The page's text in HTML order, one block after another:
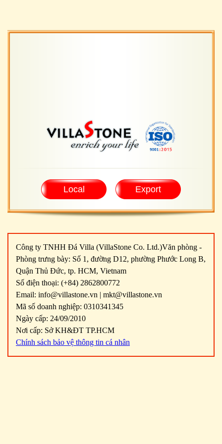
Công ty TNHH Đá Villa (VillaStone Co. Ltd.)Văn phòng -
Phòng trưng bày: Số 1, đường D12, phường Phước Long B,
Quận Thủ Đức, tp. HCM, Vietnam
Số điện thoại: (+84) 2862800772
Email: info@villastone.vn | mkt@villastone.vn
Mã số doanh nghiệp: 0310341345
Ngày cấp: 24/09/2010
Nơi cấp: Sở KH&ĐT TP.HCM
Chính sách bảo vệ thông tin cá nhân